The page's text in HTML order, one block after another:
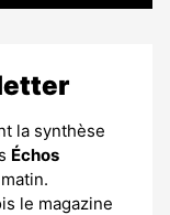
la synthèse
Échos
le magazine